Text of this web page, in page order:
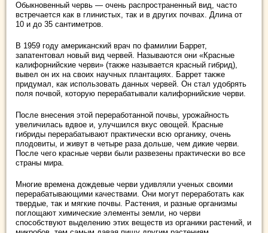
Обыкновенный червь — очень распространенный вид, часто
встречается как в глинистых, так и в других почвах. Длина от
10 и до 35 сантиметров.
В 1959 году американский врач по фамилии Баррет,
запатентовал новый вид червей. Называются они «Красные
калифорнийские черви» (также называется красный гибрид),
вывел он их на своих научных плантациях. Баррет также
придумал, как использовать данных червей. Он стал удобрять
поля почвой, которую перерабатывали калифорнийские черви.
После внесения этой переработанной почвы, урожайность
увеличилась вдвое и, улучшился вкус овощей. Красные
гибриды перерабатывают практически всю органику, очень
плодовиты, и живут в четыре раза дольше, чем дикие черви.
После чего красные черви были развезены практически во все
страны мира.
Многие времена дождевые черви удивляли ученых своими
перерабатывающими качествами. Они могут переработать как
твердые, так и мягкие почвы. Растения, и разные организмы
поглощают химические элементы земли, но черви
способствуют выделению этих веществ из органики растений, и